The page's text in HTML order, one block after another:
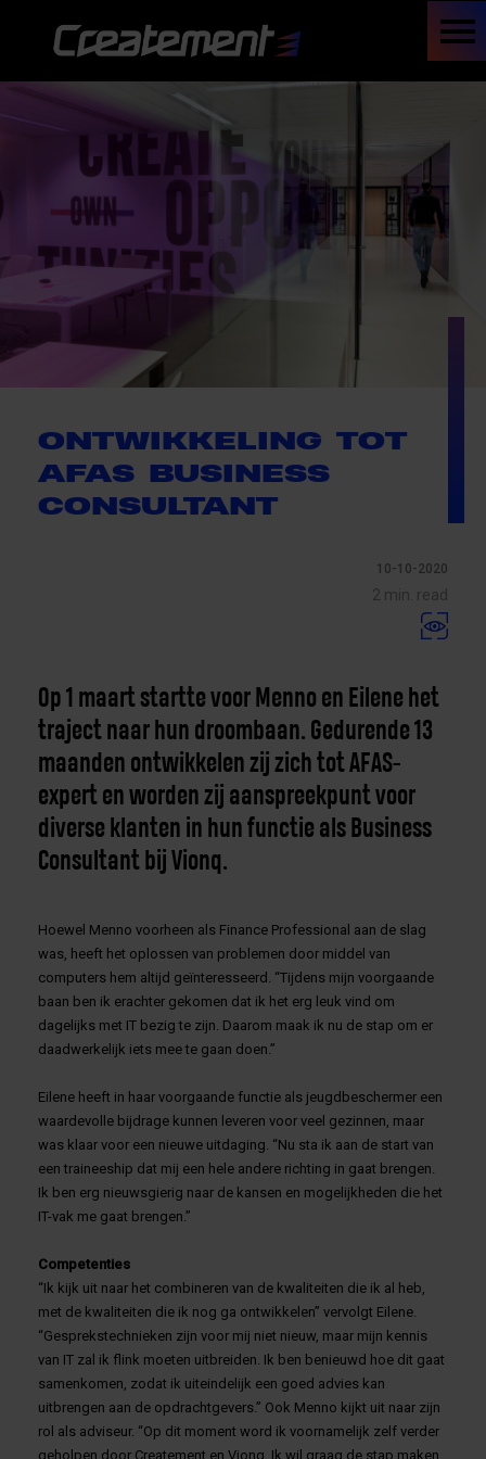
ONTWIKKELING TOT
AFAS BUSINESS
CONSULTANT
10-10-2020
2 min. read
Op 1 maart startte voor Menno en Eilene het
traject naar hun droombaan. Gedurende 13
maanden ontwikkelen zij zich tot AFAS-
expert en worden zij aanspreekpunt voor
diverse klanten in hun functie als Business
Consultant bij Vionq.
Hoewel Menno voorheen als Finance Professional aan de slag
was, heeft het oplossen van problemen door middel van
computers hem altijd geïnteresseerd. “Tijdens mijn voorgaande
baan ben ik erachter gekomen dat ik het erg leuk vind om
dagelijks met IT bezig te zijn. Daarom maak ik nu de stap om er
daadwerkelijk iets mee te gaan doen.”
Eilene heeft in haar voorgaande functie als jeugdbeschermer een
waardevolle bijdrage kunnen leveren voor veel gezinnen, maar
was klaar voor een nieuwe uitdaging. “Nu sta ik aan de start van
een traineeship dat mij een hele andere richting in gaat brengen.
Ik ben erg nieuwsgierig naar de kansen en mogelijkheden die het
IT-vak me gaat brengen.”
Competenties
“Ik kijk uit naar het combineren van de kwaliteiten die ik al heb,
met de kwaliteiten die ik nog ga ontwikkelen” vervolgt Eilene.
“Gesprekstechnieken zijn voor mij niet nieuw, maar mijn kennis
van IT zal ik flink moeten uitbreiden. Ik ben benieuwd hoe dit gaat
samenkomen, zodat ik uiteindelijk een goed advies kan
uitbrengen aan de opdrachtgevers.” Ook Menno kijkt uit naar zijn
rol als adviseur. “Op dit moment word ik voornamelijk zelf verder
geholpen door Createment en Vionq. Ik wil graag de stap maken